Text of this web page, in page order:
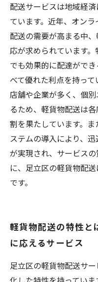
配送サービスは地域経
ています。近年、オン
配送の需要が高まる中
応が求められています
でも効果的に配達がで
べて優れた利点を持っ
店舗や企業が多く、個
るため、軽貨物配送は
割を果たしています。ま
ステムの導入により、
が実現され、サービス
に、足立区の軽貨物配
です。
軽貨物配送の特性と
に応えるサービス
足立区の軽貨物配送サ